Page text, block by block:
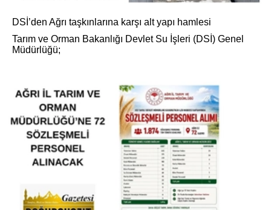
DSİ’den Ağrı taşkınlarına karşı alt yapı hamlesi
Tarım ve Orman Bakanlığı Devlet Su İşleri (DSİ) Genel
Müdürlüğü;